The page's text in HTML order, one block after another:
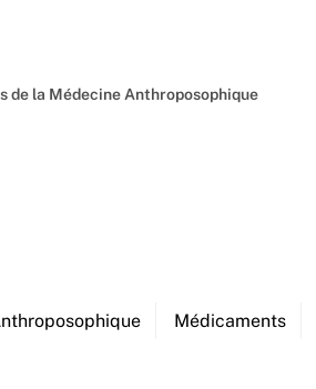
de la Médecine Anthroposophique
Médicaments